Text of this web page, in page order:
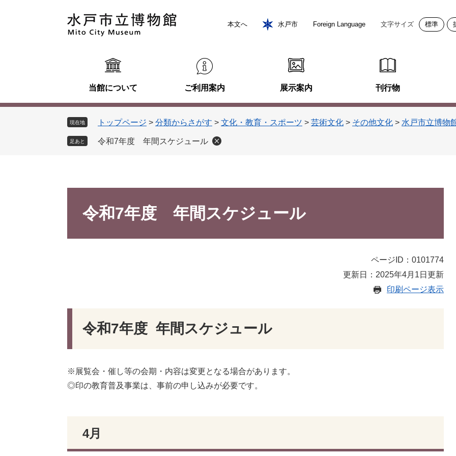
。
て
本文へ 水戸市 Foreign Language 文字サイズ 標準
当館について ご利用案内 展示案内 刊行物
現在地 トップページ > 分類からさがす > 文化・教育・スポーツ > 芸術文化 > その他文化 > 水戸市立博物
足あと 令和7年度 年間スケジュール
令和7年度 年間スケジュール
ページID：0101774
更新日：2025年4月1日更新
印刷ページ表示
令和7年度 年間スケジュール
※展覧会・催し等の会期・内容は変更となる場合があります。
◎印の教育普及事業は、事前の申し込みが必要です。
4月